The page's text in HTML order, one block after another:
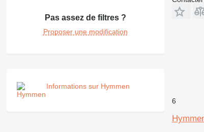
Pas assez de filtres ?
Proposer une modification
Informations sur Hymmen
6